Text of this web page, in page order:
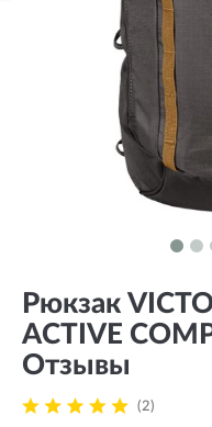
Рюкзак
ACTIVE
Отзывы
(2)